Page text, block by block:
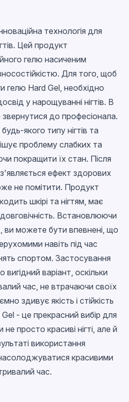
технологія для
Цей продукт
гелю насиченим
Для того, щоб
гелю Hard Gel, необхідно
у нарощуванні нігтів. В
до професіонала.
якого типу нігтів та
проблему слабких та
покращити їх стан. Після
ефект здорових
не помітити. Продукт
шкірі та нігтям, має
Встановлюючи
ви можете бути впевнені, що
навіть під час
спортом. Застосування
варіант, оскільки
час, не втрачаючи своїх
здивує якість і стійкість
Gel - це прекрасний вибір для
просто красиві нігті, але й
використання
красивими
час.